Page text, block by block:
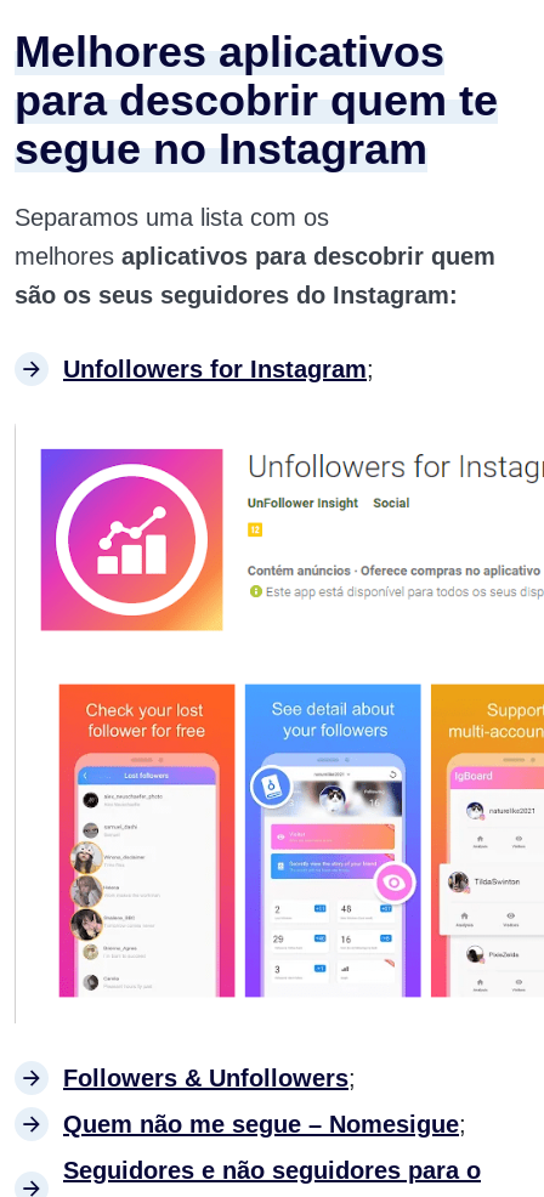
Melhores aplicativos
para descobrir quem te
segue no Instagram
Separamos uma lista com os
melhores aplicativos para descobrir quem
são os seus seguidores do Instagram:
Unfollowers for Instagram;
Followers & Unfollowers;
Quem não me segue – Nomesigue;
Seguidores e não seguidores para o